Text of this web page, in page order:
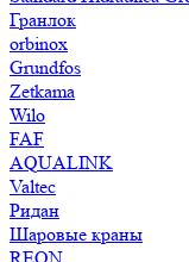
Гранлок
orbinox
Grundfos
Zetkama
Wilo
FAF
AQUALINK
Valtec
Ридан
Шаровые краны